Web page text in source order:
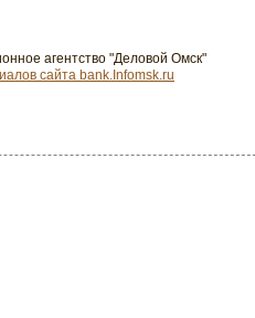
агентство "Деловой Омск"
сайта bank.Infomsk.ru